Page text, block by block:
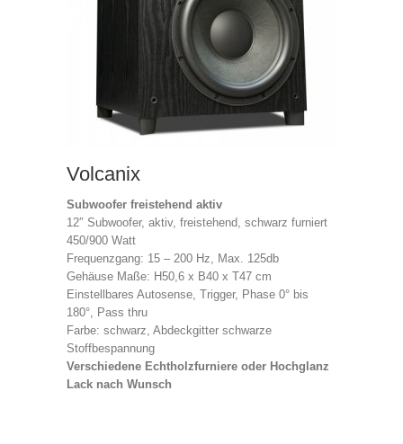
Volcanix
Subwoofer freistehend aktiv
12″ Subwoofer, aktiv, freistehend, schwarz furniert
450/900 Watt
Frequenzgang: 15 – 200 Hz, Max. 125db
Gehäuse Maße: H50,6 x B40 x T47 cm
Einstellbares Autosense, Trigger, Phase 0° bis
180°, Pass thru
Farbe: schwarz, Abdeckgitter schwarze
Stoffbespannung
Verschiedene Echtholzfurniere oder Hochglanz
Lack nach Wunsch